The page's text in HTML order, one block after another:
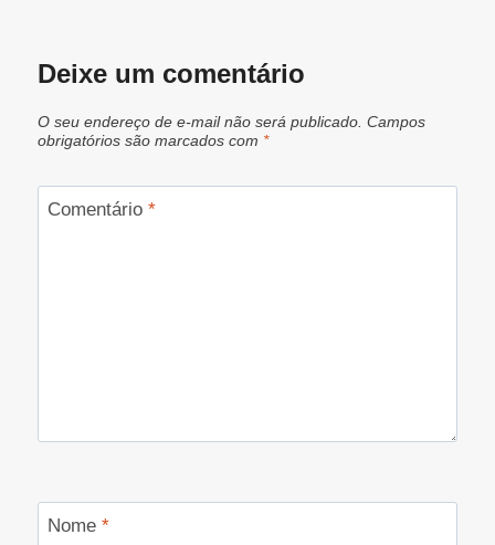
Deixe um comentário
O seu endereço de e-mail não será publicado. Campos
obrigatórios são marcados com *
Comentário *
Nome *